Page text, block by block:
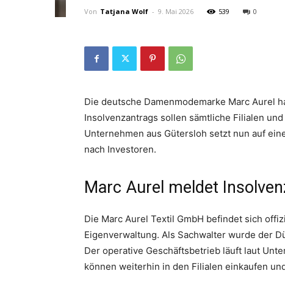
Von Tatjana Wolf - 9. Mai 2026 539 0
Die deutsche Damenmodemarke Marc Aurel
Insolvenzantrags sollen sämtliche Filialen
Unternehmen aus Gütersloh setzt nun auf
nach Investoren.
Marc Aurel meldet
Die Marc Aurel Textil GmbH befindet sich
Eigenverwaltung. Als Sachwalter wurde der
Der operative Geschäftsbetrieb läuft laut
können weiterhin in den Filialen einkaufen